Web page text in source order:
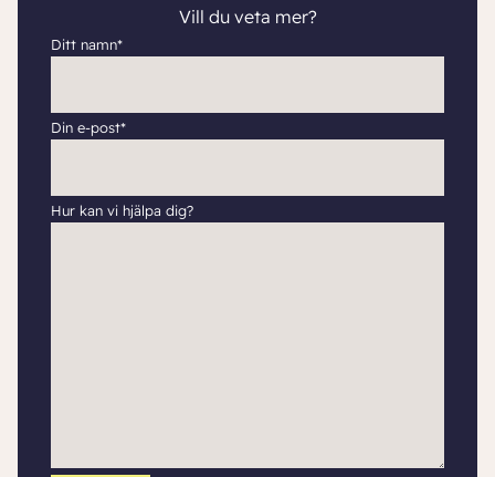
Vill du veta mer?
Ditt namn*
Din e-post*
Hur kan vi hjälpa dig?